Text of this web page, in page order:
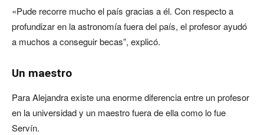
«Pude recorre mucho el país gracias a él. Con respecto a
profundizar en la astronomía fuera del país, el profesor ayudó
a muchos a conseguir becas”, explicó.
Un maestro
Para Alejandra existe una enorme diferencia entre un profesor
en la universidad y un maestro fuera de ella como lo fue
Servín.